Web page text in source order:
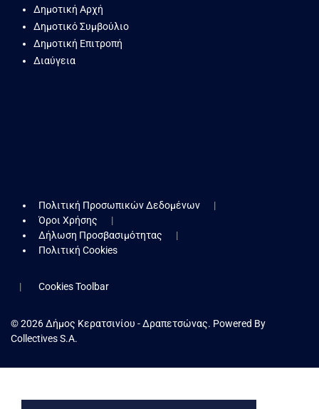
Δημοτική Αρχή
Δημοτικό Συμβούλιο
Δημοτική Επιτροπή
Διαύγεια
Πολιτική Προσωπικών Δεδομένων
Όροι Χρήσης
Δήλωση Προσβασιμότητας
Πολιτική Cookies
Cookies Toolbar
© 2026 Δήμος Κερατσινίου - Δραπετσώνας. Powered By
Collectives S.A.